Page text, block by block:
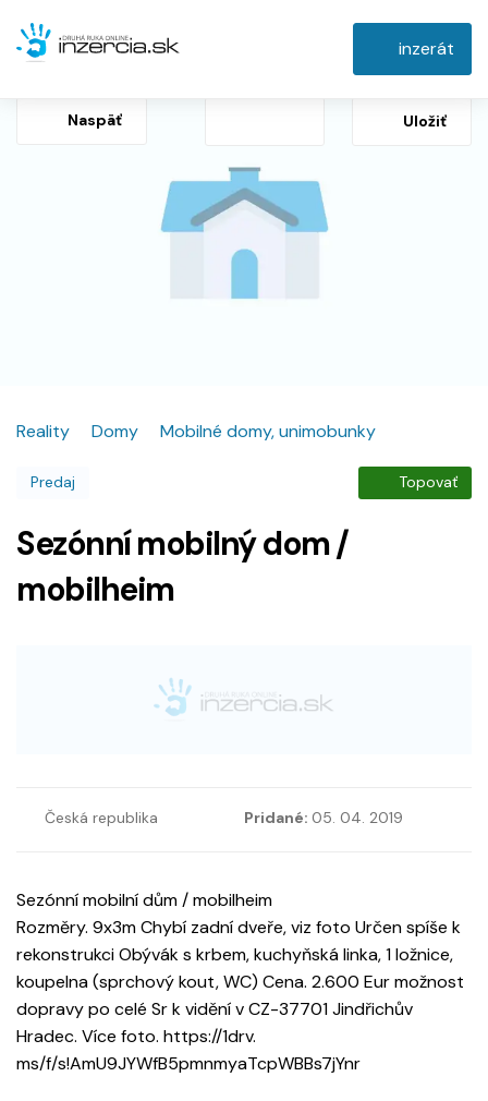
inzerát
Naspäť Uložiť
Reality Domy Mobilné domy, unimobunky
Predaj Topovať
Sezónní mobilný dom /
mobilheim
Česká republika Pridané: 05. 04. 2019
Sezónní mobilní dům / mobilheim
Rozměry. 9x3m Chybí zadní dveře, viz foto Určen spíše k
rekonstrukci Obývák s krbem, kuchyňská linka, 1 ložnice,
koupelna (sprchový kout, WC) Cena. 2.600 Eur možnost
dopravy po celé Sr k vidění v CZ-37701 Jindřichův
Hradec. Více foto. https://1drv.
ms/f/s!AmU9JYWfB5pmnmyaTcpWBBs7jYnr